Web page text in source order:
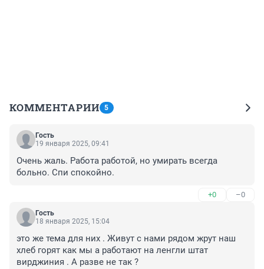
КОММЕНТАРИИ 5
Гость
19 января 2025, 09:41
Очень жаль. Работа работой, но умирать всегда
больно. Спи спокойно.
+0 –0
Гость
18 января 2025, 15:04
это же тема для них . Живут с нами рядом жрут наш
хлеб горят как мы а работают на ленгли штат
вирджиния . А разве не так ?